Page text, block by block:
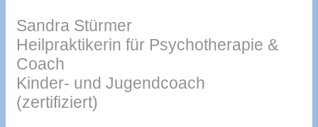
Sandra Stürmer
Heilpraktikerin für Psychotherapie &
Coach
Kinder- und Jugendcoach
(zertifiziert)